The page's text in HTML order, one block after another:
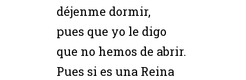
déjenme dormir,
pues que yo le digo
que no hemos de abrir.
Pues si es una Reina